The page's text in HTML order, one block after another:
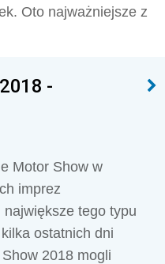
Oto najważniejsze z
-
Motor Show w
imprez
tego typu
ostatnich dni
2018 mogli